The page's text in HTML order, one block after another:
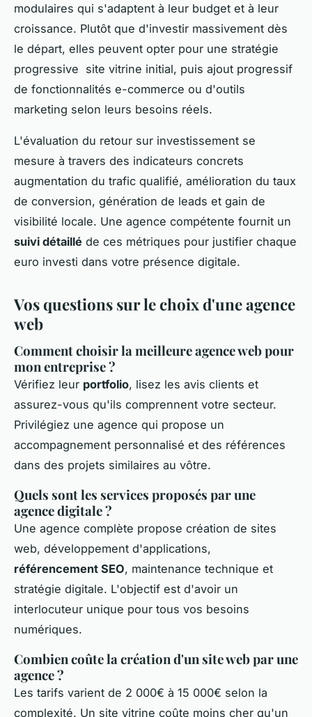
modulaires qui s'adaptent à leur budget et à leur
croissance. Plutôt que d'investir massivement dès
le départ, elles peuvent opter pour une stratégie
progressive site vitrine initial, puis ajout progressif
de fonctionnalités e-commerce ou d'outils
marketing selon leurs besoins réels.
L'évaluation du retour sur investissement se
mesure à travers des indicateurs concrets
augmentation du trafic qualifié, amélioration du taux
de conversion, génération de leads et gain de
visibilité locale. Une agence compétente fournit un
suivi détaillé de ces métriques pour justifier chaque
euro investi dans votre présence digitale.
Vos questions sur le choix d'une agence
web
Comment choisir la meilleure agence web pour
mon entreprise ?
Vérifiez leur portfolio, lisez les avis clients et
assurez-vous qu'ils comprennent votre secteur.
Privilégiez une agence qui propose un
accompagnement personnalisé et des références
dans des projets similaires au vôtre.
Quels sont les services proposés par une
agence digitale ?
Une agence complète propose création de sites
web, développement d'applications,
référencement SEO, maintenance technique et
stratégie digitale. L'objectif est d'avoir un
interlocuteur unique pour tous vos besoins
numériques.
Combien coûte la création d'un site web par une
agence ?
Les tarifs varient de 2 000€ à 15 000€ selon la
complexité. Un site vitrine coûte moins cher qu'un